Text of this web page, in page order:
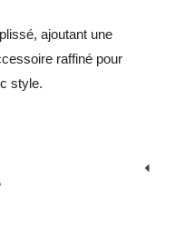
ajoutant une
raffiné pour
style.